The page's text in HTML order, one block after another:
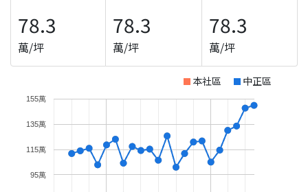
78.3
萬/坪
78.3
萬/坪
78.3
萬/坪
本社區 中正區
95萬
115萬
135萬
155萬